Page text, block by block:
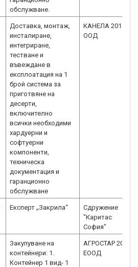
обслужване.
Доставка, монтаж,
инсталиране,
интегриране,
тестване и
въвеждане в
експлоатация на 1
брой система за
приготвяне на
десерти,
включително
всички необходими
хардуерни и
софтуерни
компоненти,
техническа
документация и
гаранционно
обслужване
КАНЕЛА 2011
ООД
Експерт „Закрила“
Сдружение
"Каритас
София"
Закупуване на
контейнери: 1.
Контейнер 1 вид- 1
АГРОСТАР 2016
ЕООД